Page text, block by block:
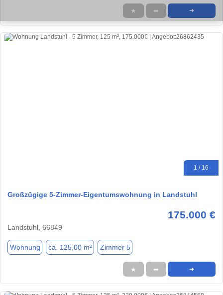
★ ➦ ➜
1 / 16
Großzügige 5-Zimmer-Eigentumswohnung in Landstuhl
175.000 €
Landstuhl, 66849
Wohnung ca. 125,00 m² Zimmer 5
★ ➦ ➜